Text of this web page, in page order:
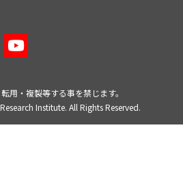
用・複製等する事を禁じます。
Institute. All Rights Reserved.